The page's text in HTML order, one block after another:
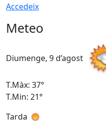
Accedeix
Meteo
Diumenge, 9 d’agost
T.Màx: 37°
T.Min: 21°
Tarda